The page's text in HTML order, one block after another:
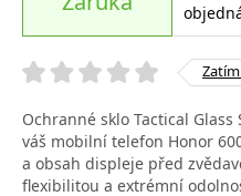
Ochranné sklo Tactical
váš mobilní telefon Honor
a obsah displeje před
flexibilitou a extrémní